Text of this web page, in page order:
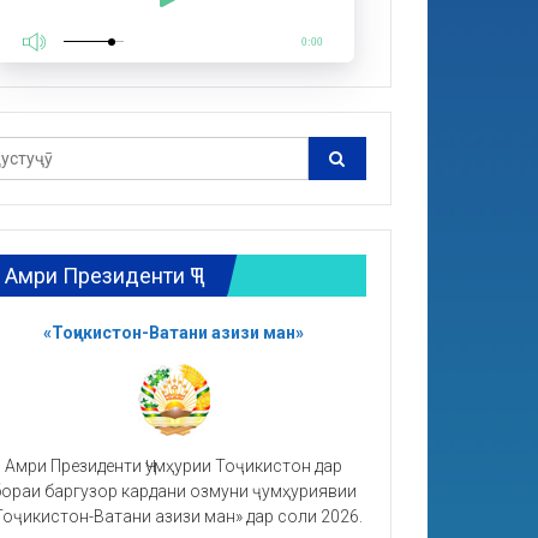
0:00
Амри Президенти ҶТ
«Тоҷикистон-Ватани азизи ман»
Амри Президенти Ҷумҳурии Тоҷикистон дар
баргузор кардани озмуни ҷумҳуриявии
Ватани азизи ман» дар соли 2026.